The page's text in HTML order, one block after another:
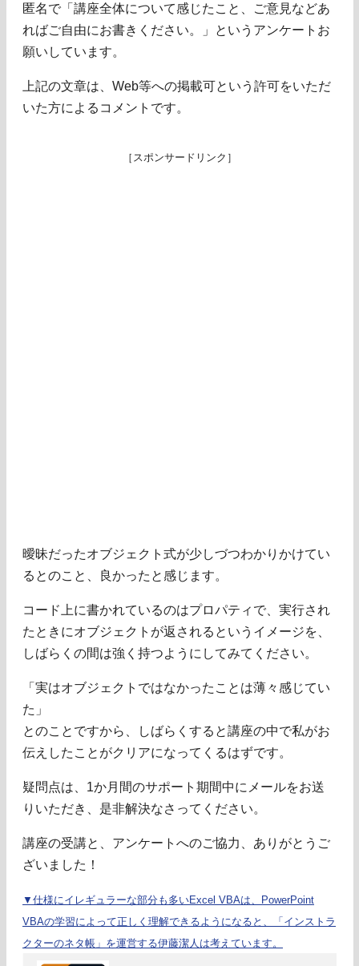
匿名で「講座全体について感じたこと、ご意見などあ
ればご自由にお書きください。」というアンケートお
願いしています。
上記の文章は、Web等への掲載可という許可をいただ
いた方によるコメントです。
［スポンサードリンク］
曖昧だったオブジェクト式が少しづつわかりかけてい
るとのこと、良かったと感じます。
コード上に書かれているのはプロパティで、実行され
たときにオブジェクトが返されるというイメージを、
しばらくの間は強く持つようにしてみてください。
「実はオブジェクトではなかったことは薄々感じてい
た」
とのことですから、しばらくすると講座の中で私がお
伝えしたことがクリアになってくるはずです。
疑問点は、1か月間のサポート期間中にメールをお送
りいただき、是非解決なさってください。
講座の受講と、アンケートへのご協力、ありがとうご
ざいました！
▼仕様にイレギュラーな部分も多いExcel VBAは、PowerPoint
VBAの学習によって正しく理解できるようになると、「インストラ
クターのネタ帳」を運営する伊藤潔人は考えています。